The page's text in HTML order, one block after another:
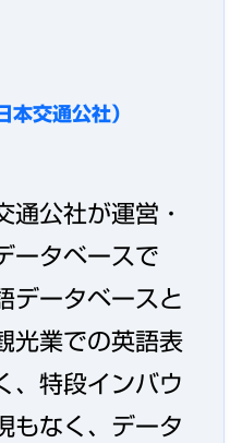
本交通公社）
通公社が運営・
ータベースで
データベースと
光業での英語表
、特段インバウ
もなく、データ